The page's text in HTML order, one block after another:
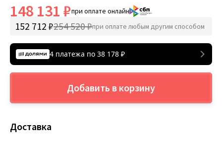
148 131 ₽при оплате онлайн
152 712 ₽254 520 ₽при оплате любым другим способом
4 платежа по 38 178 ₽
Добавить в корзину
Доставка